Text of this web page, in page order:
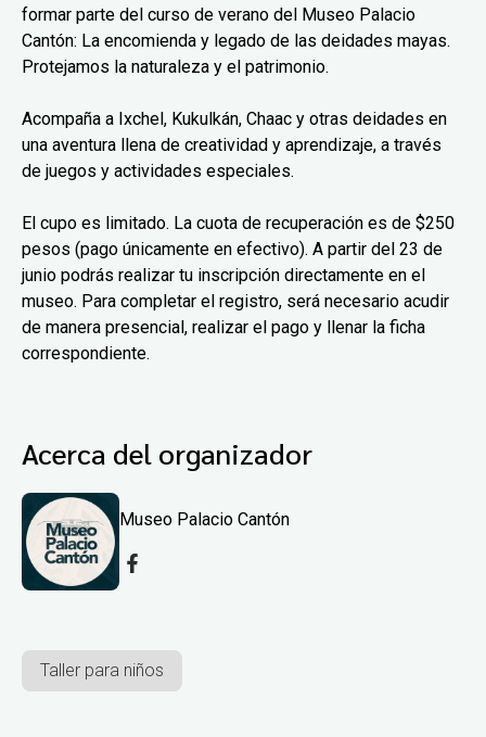
formar parte del curso de verano del Museo Palacio
Cantón: La encomienda y legado de las deidades mayas.
Protejamos la naturaleza y el patrimonio.
Acompaña a Ixchel, Kukulkán, Chaac y otras deidades en
una aventura llena de creatividad y aprendizaje, a través
de juegos y actividades especiales.
El cupo es limitado. La cuota de recuperación es de $250
pesos (pago únicamente en efectivo). A partir del 23 de
junio podrás realizar tu inscripción directamente en el
museo. Para completar el registro, será necesario acudir
de manera presencial, realizar el pago y llenar la ficha
correspondiente.
Acerca del organizador
Museo Palacio Cantón
Taller para niños